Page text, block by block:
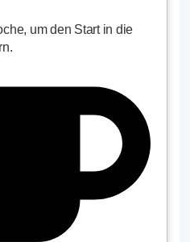
um den Start in die